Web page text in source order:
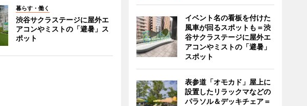
暮らす・働く
渋谷サクラステージに屋外エ
アコンやミストの「避暑」ス
ポット
イベント名の看板を付けた
風車が回るスポットも＝渋
谷サクラステージに屋外エ
アコンやミストの「避暑」
スポット
表参道「オモカド」屋上に
設置したリラックマなどの
パラソル＆デッキチェア＝